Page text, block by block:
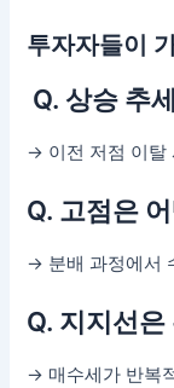
투자자들이
Q. 상승 추
→ 이전 저점 이탈
Q. 고점은
→ 분배 과정에서
Q. 지지선
→ 매수세가 반복